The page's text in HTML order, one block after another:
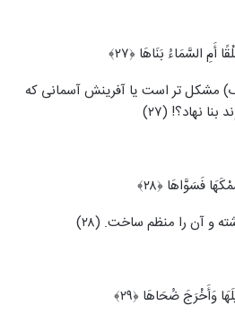
أَمِ السَّمَاءُ بَنَاهَا ﴿۲۷﴾
مشکل تر است یا آفرینش آسمانی که
بنا نهاد؟! (۲۷)
فَسَوَّاهَا ﴿۲۸﴾
و آن را منظم ساخت. (۲۸)
وَأَخْرَجَ ضُحَاهَا ﴿۲۹﴾